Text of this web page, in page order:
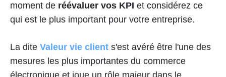
moment de réévaluer vos KPI et considérez ce
qui est le plus important pour votre entreprise.
La dite Valeur vie client s'est avéré être l'une des
mesures les plus importantes du commerce
électronique et joue un rôle majeur dans le